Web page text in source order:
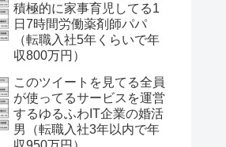
積極的に家事育児してる1
日7時間労働薬剤師パパ
（転職入社5年くらいで年
収800万円）
このツイートを見てる全員
が使ってるサービスを運営
するゆるふわIT企業の婚活
男（転職入社3年以内で年